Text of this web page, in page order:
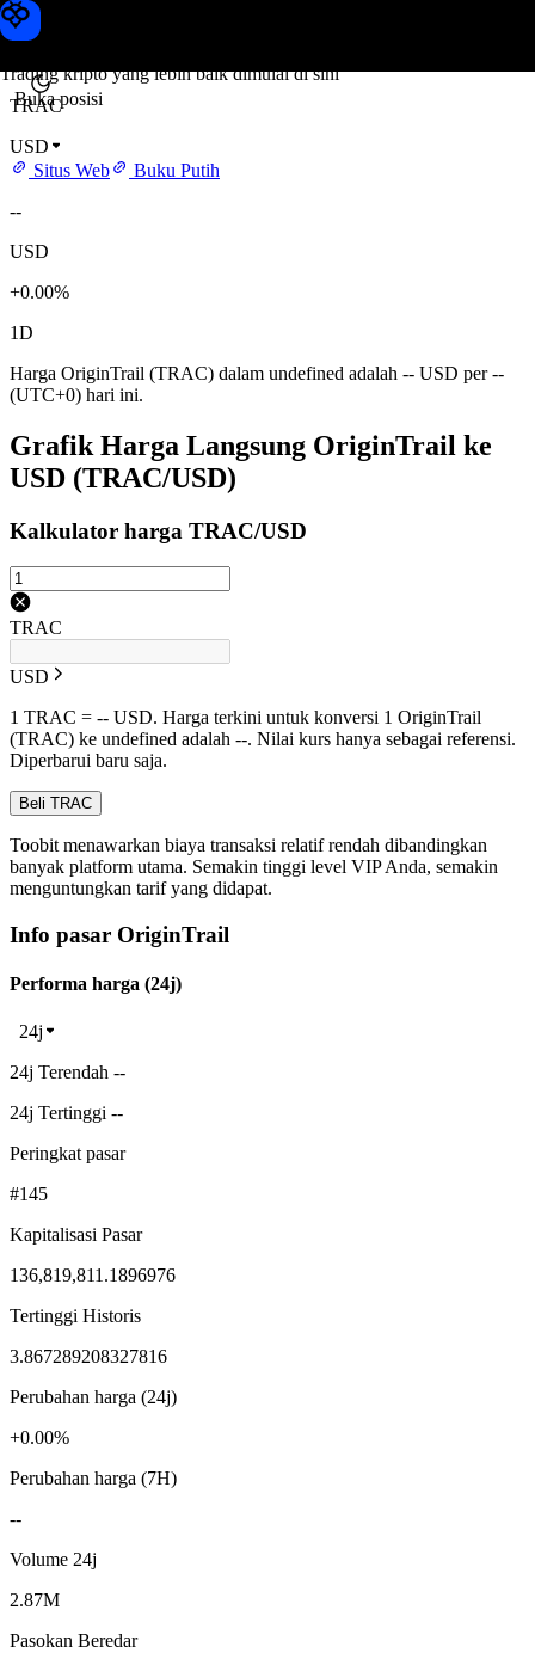
Trading kripto yang lebih baik dimulai di sini
Buka posisi
Harga OriginTrail
TRAC
USD
Situs Web
Buku Putih
--
USD
+0.00%
1D
Harga OriginTrail (TRAC) dalam undefined adalah -- USD per --
(UTC+0) hari ini.
Grafik Harga Langsung OriginTrail ke
USD (TRAC/USD)
Kalkulator harga TRAC/USD
TRAC
USD
1 TRAC = -- USD. Harga terkini untuk konversi 1 OriginTrail
(TRAC) ke undefined adalah --. Nilai kurs hanya sebagai referensi.
Diperbarui baru saja.
Beli TRAC
Toobit menawarkan biaya transaksi relatif rendah dibandingkan
banyak platform utama. Semakin tinggi level VIP Anda, semakin
menguntungkan tarif yang didapat.
Info pasar OriginTrail
Performa harga (24j)
24j
24j Terendah --
24j Tertinggi --
Peringkat pasar
#145
Kapitalisasi Pasar
136,819,811.1896976
Tertinggi Historis
3.867289208327816
Perubahan harga (24j)
+0.00%
Perubahan harga (7H)
--
Volume 24j
2.87M
Pasokan Beredar